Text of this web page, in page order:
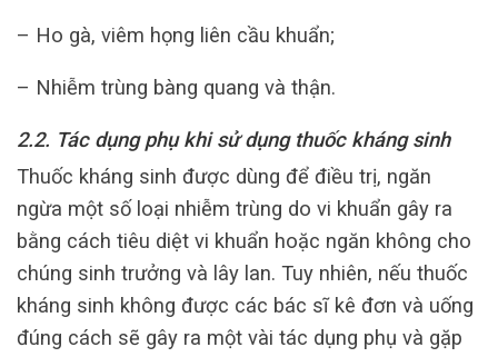
– Ho gà, viêm họng liên cầu khuẩn;
– Nhiễm trùng bàng quang và thận.
2.2. Tác dụng phụ khi sử dụng thuốc kháng sinh
Thuốc kháng sinh được dùng để điều trị, ngăn
ngừa một số loại nhiễm trùng do vi khuẩn gây ra
bằng cách tiêu diệt vi khuẩn hoặc ngăn không cho
chúng sinh trưởng và lây lan. Tuy nhiên, nếu thuốc
kháng sinh không được các bác sĩ kê đơn và uống
đúng cách sẽ gây ra một vài tác dụng phụ và gặp